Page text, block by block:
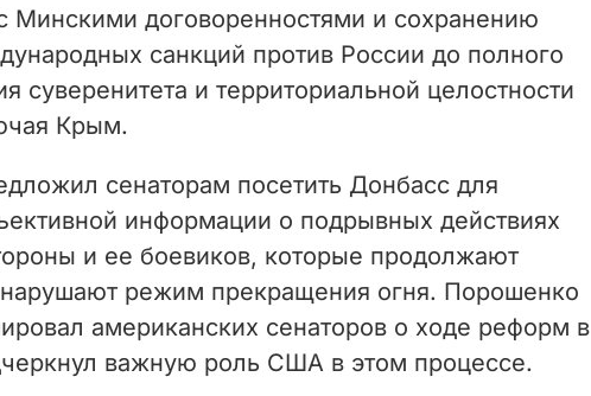
Минскими договоренностями и сохранению
санкций против России до полного
суверенитета и территориальной целостности
Крым.
сенаторам посетить Донбасс для
информации о подрывных действиях
и ее боевиков, которые продолжают
режим прекращения огня. Порошенко
американских сенаторов о ходе реформ в
важную роль США в этом процессе.